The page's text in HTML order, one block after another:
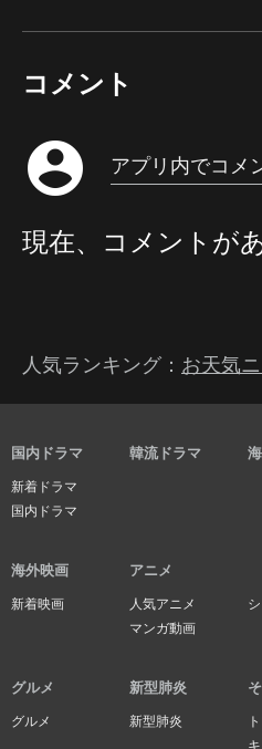
コメント
account_circle アプリ内でコメ
現在、コメントが
人気ランキング： お天気
国内ドラマ
新着ドラマ
国内ドラマ
韓流ドラマ
海外映画
新着映画
アニメ
人気アニメ
マンガ動画
グルメ
グルメ
新型肺炎
新型肺炎